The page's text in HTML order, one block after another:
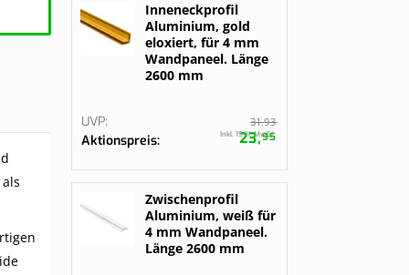
Inneneckprofil
Aluminium, gold
eloxiert, für 4 mm
Wandpaneel. Länge
2600 mm
UVP 31,93
Aktionspreis 23,95
Inkl. 19 % MwSt.
Zwischenprofil
Aluminium, weiß für
4 mm Wandpaneel.
Länge 2600 mm